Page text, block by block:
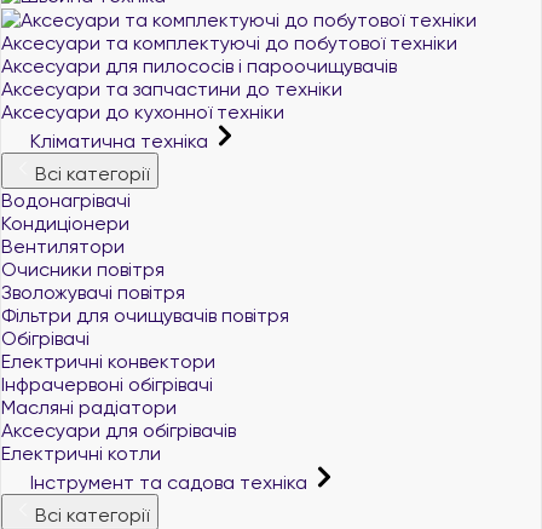
Аксесуари та комплектуючі до побутової техніки
Аксесуари для пилососів і пароочищувачів
Аксесуари та запчастини до техніки
Аксесуари до кухонної техніки
Кліматична техніка
Всі категорії
Водонагрівачі
Кондиціонери
Вентилятори
Очисники повітря
Зволожувачі повітря
Фільтри для очищувачів повітря
Обігрівачі
Електричні конвектори
Інфрачервоні обігрівачі
Масляні радіатори
Аксесуари для обігрівачів
Електричні котли
Інструмент та садова техніка
Всі категорії